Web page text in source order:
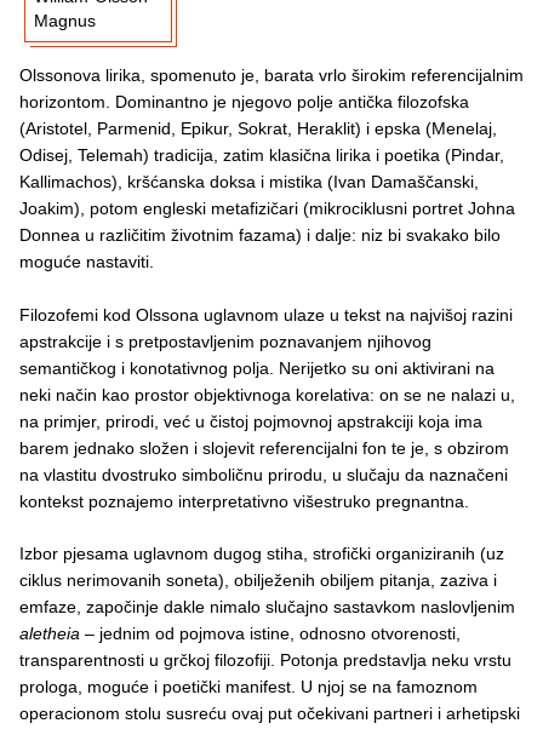
Magnus
Olssonova lirika, spomenuto je, barata vrlo širokim referencijalnim
horizontom. Dominantno je njegovo polje antička filozofska
(Aristotel, Parmenid, Epikur, Sokrat, Heraklit) i epska (Menelaj,
Odisej, Telemah) tradicija, zatim klasična lirika i poetika (Pindar,
Kallimachos), kršćanska doksa i mistika (Ivan Damaščanski,
Joakim), potom engleski metafizičari (mikrociklusni portret Johna
Donnea u različitim životnim fazama) i dalje: niz bi svakako bilo
moguće nastaviti.
Filozofemi kod Olssona uglavnom ulaze u tekst na najvišoj razini
apstrakcije i s pretpostavljenim poznavanjem njihovog
semantičkog i konotativnog polja. Nerijetko su oni aktivirani na
neki način kao prostor objektivnoga korelativa: on se ne nalazi u,
na primjer, prirodi, već u čistoj pojmovnoj apstrakciji koja ima
barem jednako složen i slojevit referencijalni fon te je, s obzirom
na vlastitu dvostruko simboličnu prirodu, u slučaju da naznačeni
kontekst poznajemo interpretativno višestruko pregnantna.
Izbor pjesama uglavnom dugog stiha, strofički organiziranih (uz
ciklus nerimovanih soneta), obilježenih obiljem pitanja, zaziva i
emfaze, započinje dakle nimalo slučajno sastavkom naslovljenim
aletheia – jednim od pojmova istine, odnosno otvorenosti,
transparentnosti u grčkoj filozofiji. Potonja predstavlja neku vrstu
prologa, moguće i poetički manifest. U njoj se na famoznom
operacionom stolu susreću ovaj put očekivani partneri i arhetipski